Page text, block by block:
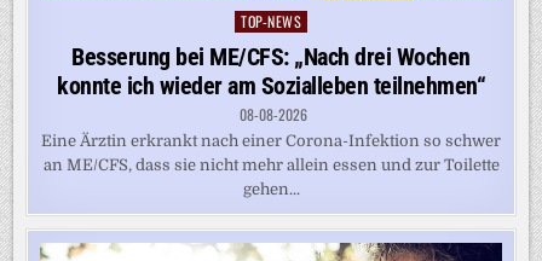
Posted
in
TOP-NEWS
Besserung bei ME/CFS: „Nach drei Wochen
konnte ich wieder am Sozialleben teilnehmen“
08-08-2026
Eine Ärztin erkrankt nach einer Corona-Infektion so schwer
an ME/CFS, dass sie nicht mehr allein essen und zur Toilette
gehen...